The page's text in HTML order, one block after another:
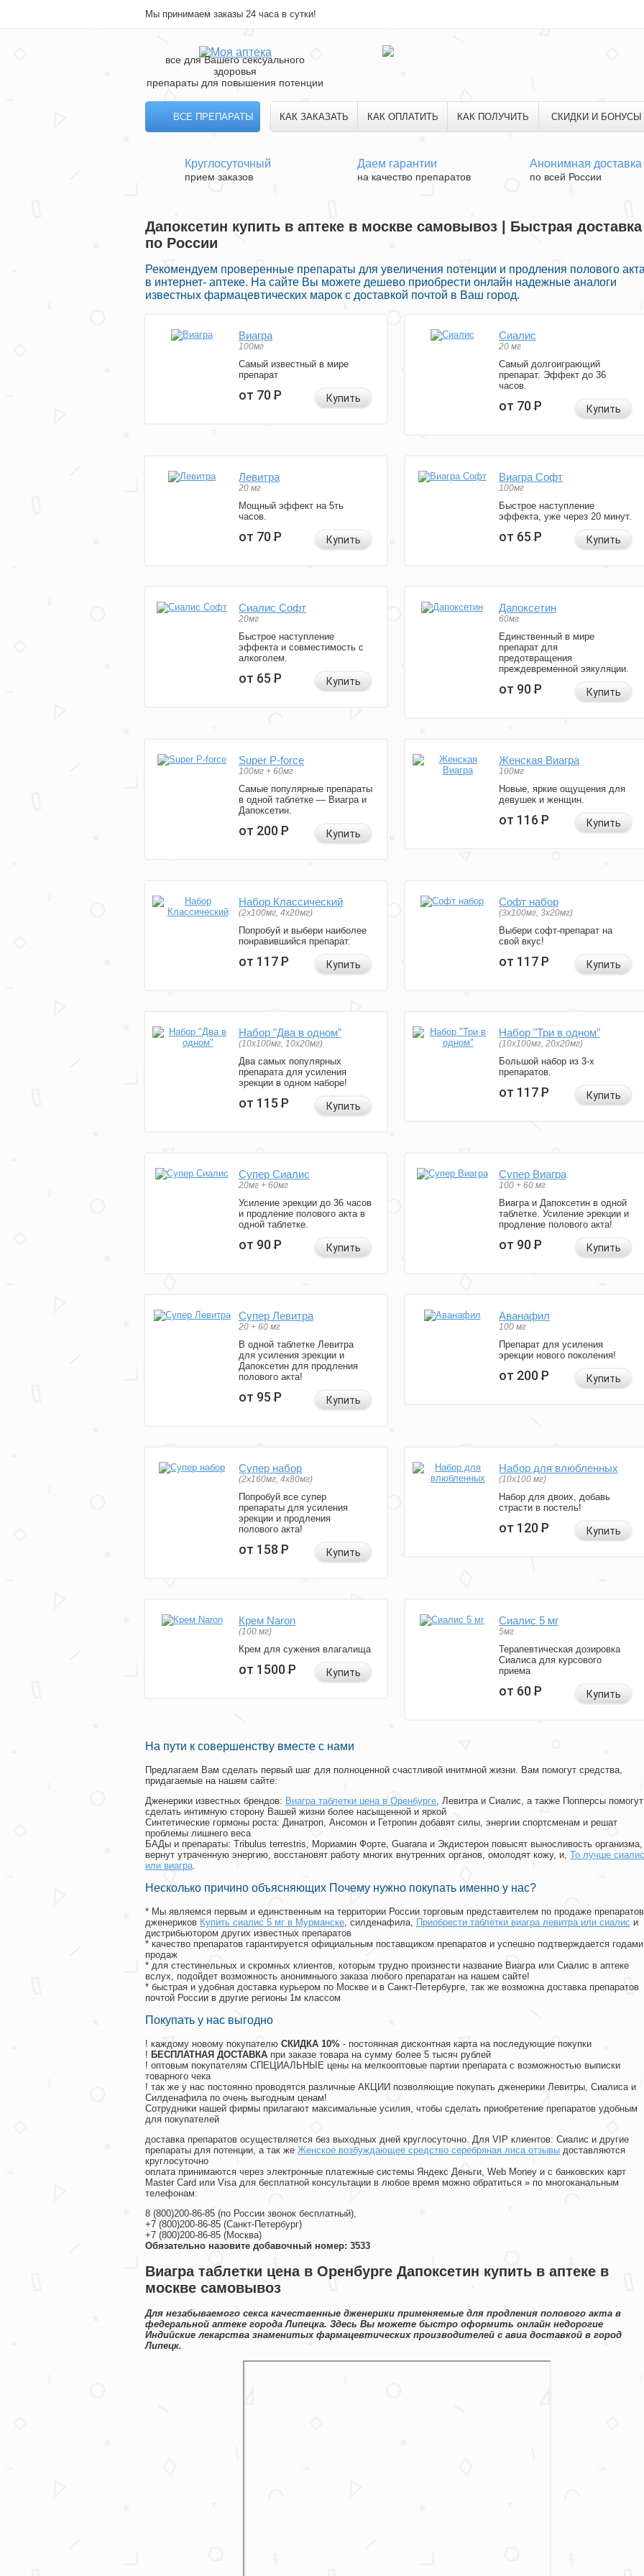
Мы принимаем заказы 24 часа в сутки!
все для Вашего сексуального
здоровья
препараты для повышения потенции
ВСЕ ПРЕПАРАТЫ КАК ЗАКАЗАТЬ КАК ОПЛАТИТЬ КАК ПОЛУЧИТЬ СКИДКИ И БОНУСЫ
Круглосуточный
прием заказов
Даем гарантии
на качество препаратов
Анонимная доставка
по всей России
Дапоксетин купить в аптеке в москве самовывоз | Быстрая доставка
по России
Рекомендуем проверенные препараты для увеличения потенции и продления полового
в интернет- аптеке. На сайте Вы можете дешево приобрести онлайн надежные аналоги
известных фармацевтических марок с доставкой почтой в Ваш город.
Виагра
100мг
Самый известный в мире
препарат
от 70Р Купить
Сиалис
20 мг
Самый долгоиграющий
препарат. Эффект до 36
часов.
от 70Р Купить
Левитра
20 мг
Мощный эффект на 5ть
часов.
от 70Р Купить
Виагра Софт
100мг
Быстрое наступление
эффекта, уже через 20 минут.
от 65Р Купить
Сиалис Софт
20мг
Быстрое наступление
эффекта и совместимость с
алкоголем.
от 65Р Купить
Дапоксетин
60мг
Единственный в мире
препарат для
предотвращения
преждевременной эякуляции.
от 90Р Купить
Super P-force
100мг + 60мг
Самые популярные препараты
в одной таблетке — Виагра и
Дапоксетин.
от 200Р Купить
Женская Виагра
100мг
Новые, яркие ощущения для
девушек и женщин.
от 116Р Купить
Набор Классический
(2x100мг, 4x20мг)
Попробуй и выбери наиболее
понравившийся препарат.
от 117Р Купить
Софт набор
(3x100мг, 3x20мг)
Выбери софт-препарат на
свой вкус!
от 117Р Купить
Набор "Два в одном"
(10x100мг, 10x20мг)
Два самых популярных
препарата для усиления
эрекции в одном наборе!
от 115Р Купить
Набор "Три в одном"
(10x100мг, 20x20мг)
Большой набор из 3-х
препаратов.
от 117Р Купить
Супер Сиалис
20мг + 60мг
Усиление эрекции до 36 часов
и продление полового акта в
одной таблетке.
от 90Р Купить
Супер Виагра
100 + 60 мг
Виагра и Дапоксетин в одной
таблетке. Усиление эрекции и
продление полового акта!
от 90Р Купить
Супер Левитра
20 + 60 мг
В одной таблетке Левитра
для усиления эрекции и
Дапоксетин для продления
полового акта!
от 95Р Купить
Аванафил
100 мг
Препарат для усиления
эрекции нового поколения!
от 200Р Купить
Супер набор
(2х160мг, 4х80мг)
Попробуй все супер
препараты для усиления
эрекции и продления
полового акта!
от 158Р Купить
Набор для влюбленных
(10х100 мг)
Набор для двоих, добавь
страсти в постель!
от 120Р Купить
Крем Naron
(100 мг)
Крем для сужения влагалища
от 1500Р Купить
Сиалис 5 мг
5мг
Терапевтическая дозировка
Сиалиса для курсового
приема
от 60Р Купить
На пути к совершенству вместе с нами
Предлагаем Вам сделать первый шаг для полноценной счастливой инитмной жизни. Вам помогут средства,
придагаемые на нашем сайте:
Дженерики известных брендов: Виагра таблетки цена в Оренбурге, Левитра и Сиалис, а также Попперсы помогут
сделать интимную сторону Вашей жизни более насыщенной и яркой
Синтетические гормоны роста: Динатроп, Ансомон и Гетропин добавят силы, энергии спортсменам и решат
проблемы лишнего веса
БАДы и препараты: Tribulus terrestris, Мориамин Форте, Guarana и Экдистерон повысят выносливость организма,
вернут утраченную энергию, восстановят работу многих внутренних органов, омолодят кожу, и, То лучше сиалис
или виагра.
Несколько причино объясняющих Почему нужно покупать именно у нас?
* Мы являемся первым и единственным на территории России торговым представителем по продаже препаратов
дженериков Купить сиалис 5 мг в Мурманске, силденафила, Приобрести таблетки виагра левитра или сиалис и
дистрибьютором других известных препаратов
* качество препаратов гарантируется официальным поставщиком препаратов и успешно подтверждается годами
продаж
* для стестинельных и скромных клиентов, которым трудно произнести название Виагра или Сиалис в аптеке
вслух, подойдет возможность анонимныого заказа любого препаратан на нашем сайте!
* быстрая и удобная доставка курьером по Москве и в Санкт-Петербурге, так же возможна доставка препаратов
почтой России в другие регионы 1м классом
Покупать у нас выгодно
! каждому новому покупателю СКИДКА 10% - постоянная дисконтная карта на последующие покупки
! БЕСПЛАТНАЯ ДОСТАВКА при заказе товара на сумму более 5 тысяч рублей
! оптовым покупателям СПЕЦИАЛЬНЫЕ цены на мелкооптовые партии препарата с возможностью выписки
товарного чека
! так же у нас постоянно проводятся различные АКЦИИ позволяющие покупать дженерики Левитры, Сиалиса и
Силденафила по очень выгодным ценам!
Cотрудники нашей фирмы прилагают максимальные усилия, чтобы сделать приобретение препаратов удобным
для покупателей
доставка препаратов осуществляется без выходных дней круглосуточно. Для VIP клиентов: Сиалис и другие
препараты для потенции, а так же Женское возбуждающее средство серебряная лиса отзывы доставляются
круглосуточно
оплата принимаются через электронные платежные системы Яндекс Деньги, Web Money и с банковских карт
Master Card или Visa для бесплатной консультации в любое время можно обратиться » по многоканальным
телефонам:
8 (800)200-86-85 (по России звонок бесплатный),
+7 (800)200-86-85 (Санкт-Петербург)
+7 (800)200-86-85 (Москва)
Обязательно назовите добавочный номер: 3533
Виагра таблетки цена в Оренбурге Дапоксетин купить в аптеке в
москве самовывоз
Для незабываемого секса качественные дженерики применяемые для продления полового акта в
федеральной аптеке города Липецка. Здесь Вы можете быстро оформить онлайн недорогие
Индийские лекарства знаменитых фармацевтических производителей с авиа доставкой в город
Липецк.